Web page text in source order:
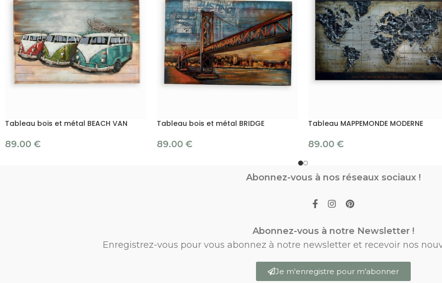
Tableau bois et métal BEACH VAN
89.00 €
Tableau bois et métal BRIDGE
89.00 €
Tableau MAPPEMONDE MODERNE
89.00 €
Abonnez-vous à nos réseaux sociaux !
Abonnez-vous à notre Newsletter !
Enregistrez-vous pour vous abonnez à notre newsletter et recevoir nos
Je m'enregistre pour m'abonner